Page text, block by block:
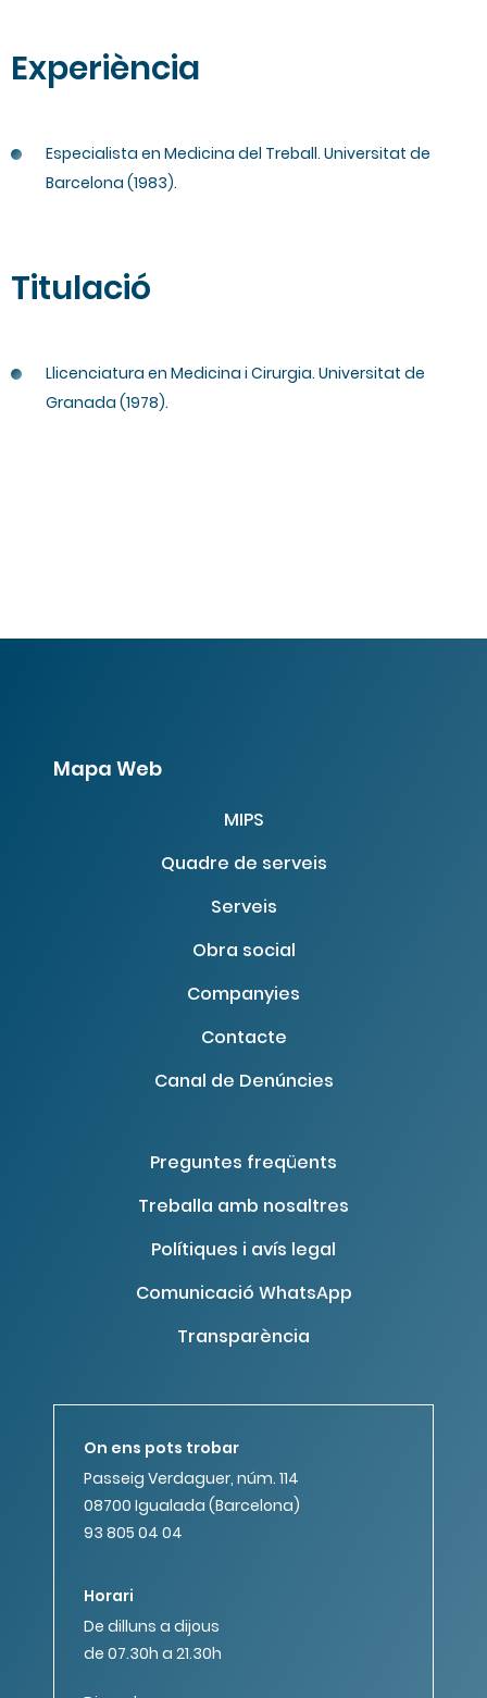
Experiència
Especialista en Medicina del Treball. Universitat de
Barcelona (1983).
Titulació
Llicenciatura en Medicina i Cirurgia. Universitat de
Granada (1978).
Mapa Web
MIPS
Quadre de serveis
Serveis
Obra social
Companyies
Contacte
Canal de Denúncies
Preguntes freqüents
Treballa amb nosaltres
Polítiques i avís legal
Comunicació WhatsApp
Transparència
On ens pots trobar
Passeig Verdaguer, núm. 114
08700 Igualada (Barcelona)
93 805 04 04
Horari
De dilluns a dijous
de 07.30h a 21.30h